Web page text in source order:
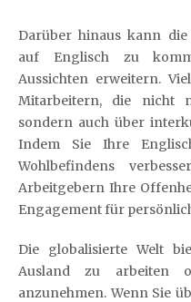
Darüber hinaus kann
auf Englisch zu
Aussichten erweitern.
Mitarbeitern, die nicht
sondern auch über
Indem Sie Ihre
Wohlbefindens
Arbeitgebern Ihre
Engagement für
Die globalisierte Welt
Ausland zu arbeiten
anzunehmen. Wenn Sie